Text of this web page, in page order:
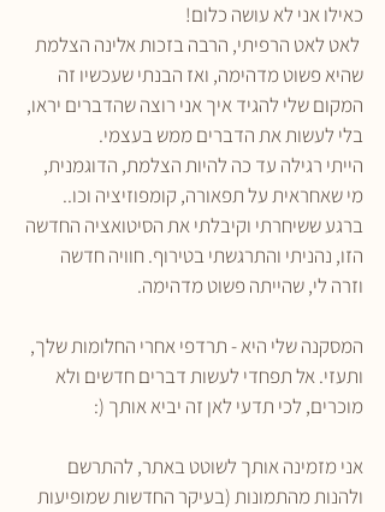
כאילו אני לא עושה כלום!
לאט לאט הרפיתי, הרבה בזכות אלינה הצלמת
שהיא פשוט מדהימה, ואז הבנתי שעכשיו זה
המקום שלי להגיד איך אני רוצה שהדברים יראו,
בלי לעשות את הדברים ממש בעצמי.
הייתי רגילה עד כה להיות הצלמת, הדוגמנית,
מי שאחראית על תפאורה, קומפוזיציה וכו..
ברגע ששיחרתי וקיבלתי את הסיטואציה החדשה
הזו, נהניתי והתרגשתי בטירוף. חוויה חדשה
וזרה לי, שהייתה פשוט מדהימה.
המסקנה שלי היא - תרדפי אחרי החלומות שלך,
ותעזי. אל תפחדי לעשות דברים חדשים ולא
מוכרים, לכי תדעי לאן זה יביא אותך (:
אני מזמינה אותך לשוטט באתר, להתרשם
ולהנות מהתמונות (בעיקר החדשות שמופיעות